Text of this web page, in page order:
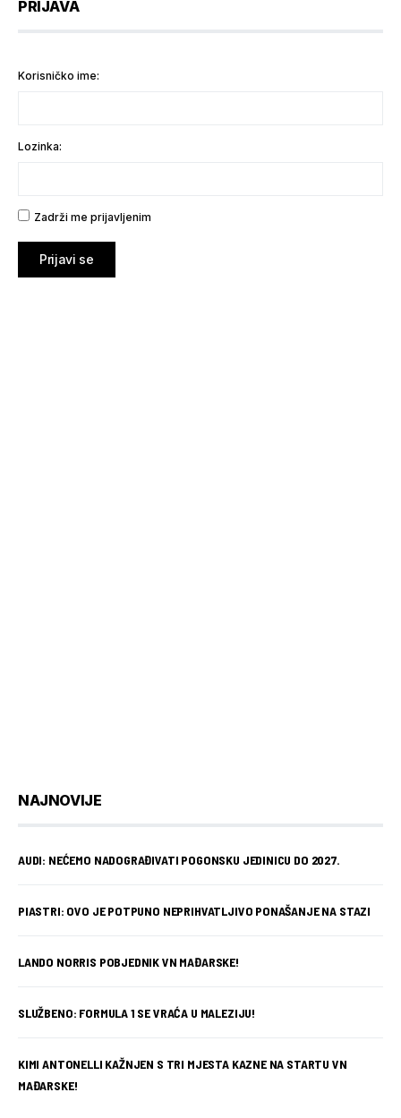
PRIJAVA
Korisničko ime:
Lozinka:
Zadrži me prijavljenim
Prijavi se
NAJNOVIJE
AUDI: NEĆEMO NADOGRAĐIVATI POGONSKU JEDINICU DO 2027.
PIASTRI: OVO JE POTPUNO NEPRIHVATLJIVO PONAŠANJE NA STAZI
LANDO NORRIS POBJEDNIK VN MAĐARSKE!
SLUŽBENO: FORMULA 1 SE VRAĆA U MALEZIJU!
KIMI ANTONELLI KAŽNJEN S TRI MJESTA KAZNE NA STARTU VN
MAĐARSKE!